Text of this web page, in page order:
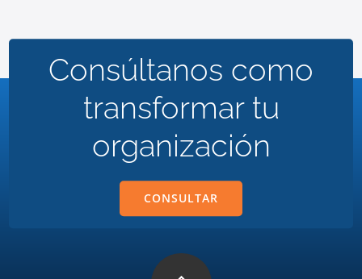
Consúltanos como
transformar tu
organización
CONSULTAR